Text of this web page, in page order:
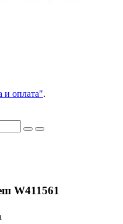
и оплата".
W411561